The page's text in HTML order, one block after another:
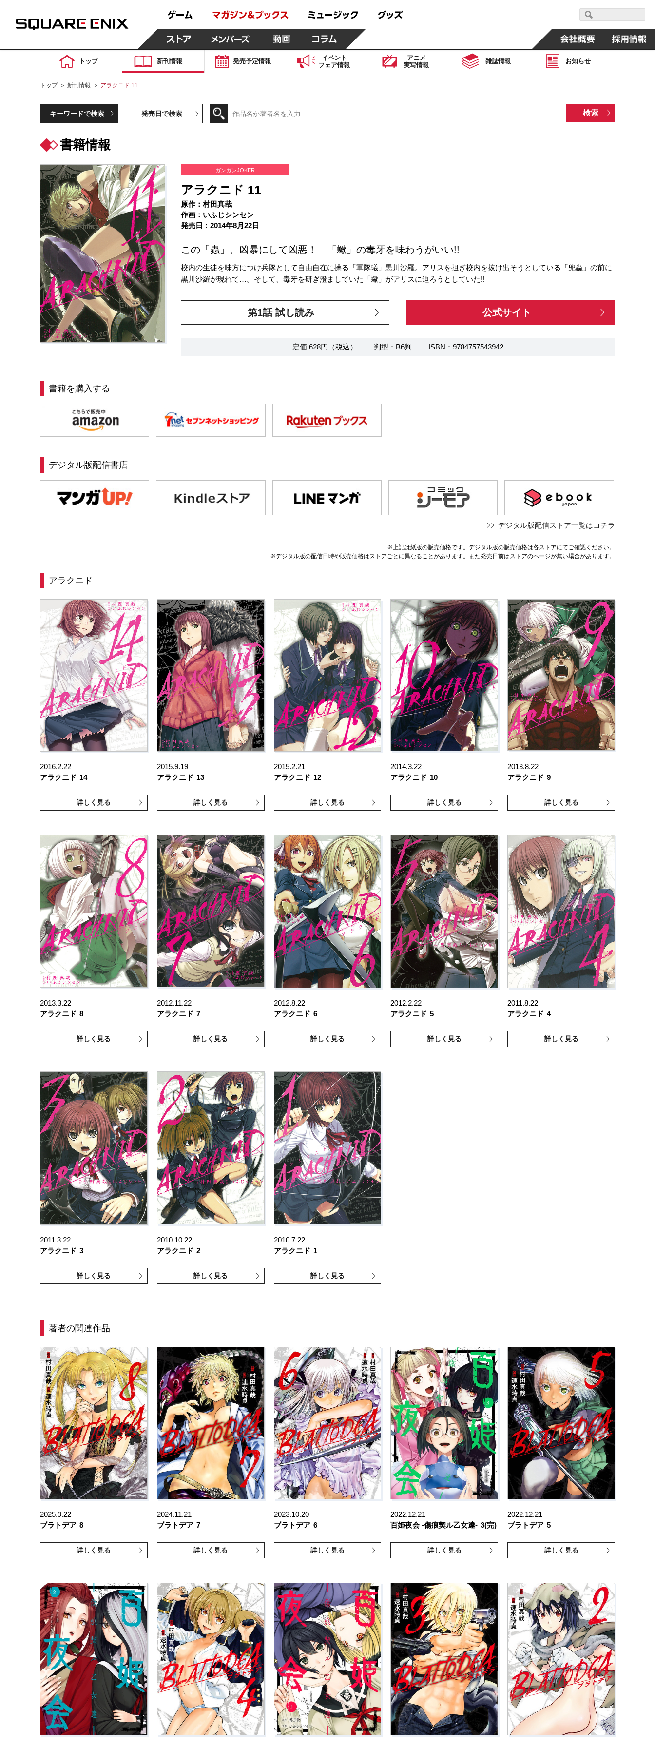
トップ 新刊情報 発売予定情報
イベント
フェア情報
アニメ
実写情報
雑誌情報 お知らせ
トップ ＞ 新刊情報 ＞ アラクニド 11
キーワードで検索 発売日で検索
書籍情報
ガンガンJOKER
アラクニド 11
原作：村田真哉
作画：いふじシンセン
発売日：2014年8月22日
この「蟲」、凶暴にして凶悪！ 「蠍」の毒牙を味わうがいい!!
校内の生徒を味方につけ兵隊として自由自在に操る「軍隊蟻」黒川沙羅。アリスを担ぎ校内を抜け出そうとしている「兜蟲」の前に
黒川沙羅が現れて…。そして、毒牙を研ぎ澄ましていた「蠍」がアリスに迫ろうとしていた!!
第1話 試し読み 公式サイト
定価 628円（税込） 判型：B6判 ISBN：9784757543942
書籍を購入する
デジタル版配信書店
デジタル版配信ストア一覧はコチラ
※上記は紙版の販売価格です。デジタル版の販売価格は各ストアにてご確認ください。
※デジタル版の配信日時や販売価格はストアごとに異なることがあります。また発売日前はストアのページが無い場合があります。
アラクニド
2016.2.22
アラクニド 14
詳しく見る
2015.9.19
アラクニド 13
詳しく見る
2015.2.21
アラクニド 12
詳しく見る
2014.3.22
アラクニド 10
詳しく見る
2013.8.22
アラクニド 9
詳しく見る
2013.3.22
アラクニド 8
詳しく見る
2012.11.22
アラクニド 7
詳しく見る
2012.8.22
アラクニド 6
詳しく見る
2012.2.22
アラクニド 5
詳しく見る
2011.8.22
アラクニド 4
詳しく見る
2011.3.22
アラクニド 3
詳しく見る
2010.10.22
アラクニド 2
詳しく見る
2010.7.22
アラクニド 1
詳しく見る
著者の関連作品
2025.9.22
ブラトデア 8
詳しく見る
2024.11.21
ブラトデア 7
詳しく見る
2023.10.20
ブラトデア 6
詳しく見る
2022.12.21
百姫夜会 -傷痕契ル乙女達- 3(完)
詳しく見る
2022.12.21
ブラトデア 5
詳しく見る